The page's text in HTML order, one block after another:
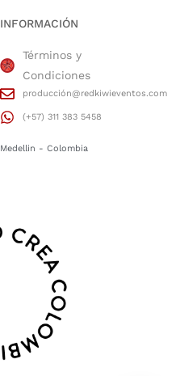
INFORMACIÓN
Términos y
Condiciones
producción@redkiwieventos.com
(+57) 311 383 5458
Medellin - Colombia